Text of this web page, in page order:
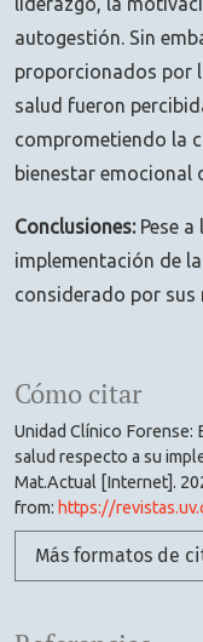
Cómo citar
Unidad Clínico Forense:
salud respecto a su
Mat.Actual [Internet].
from: https://
Más formatos de
autogestión. Sin
proporcionados por
salud fueron
comprometiendo la
bienestar emocional
Conclusiones:Pese a
implementación de
considerado por sus